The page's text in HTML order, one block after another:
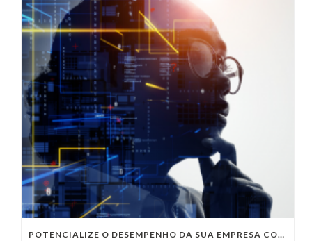
POTENCIALIZE O DESEMPENHO DA SUA EMPRESA COM OS SERVIÇOS DE TI DA VIVO VITA